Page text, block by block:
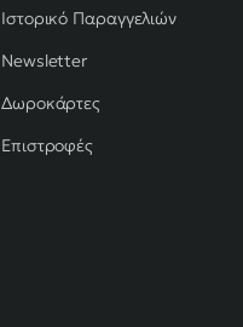
Ιστορικό Παραγγελιών
Newsletter
Δωροκάρτες
Επιστροφές